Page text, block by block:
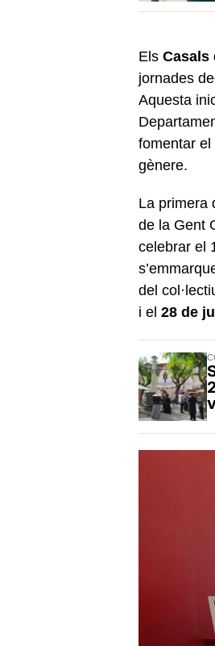
Els Casals
jornades
Aquesta
fomentar
gènere.
La primera
de la Gent
celebrar el
del
i el 28 de